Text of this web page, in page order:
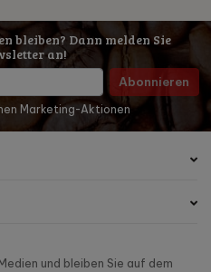
bleiben? Dann melden Sie
an!
Abonnieren
Marketing-Aktionen
und bleiben Sie auf dem